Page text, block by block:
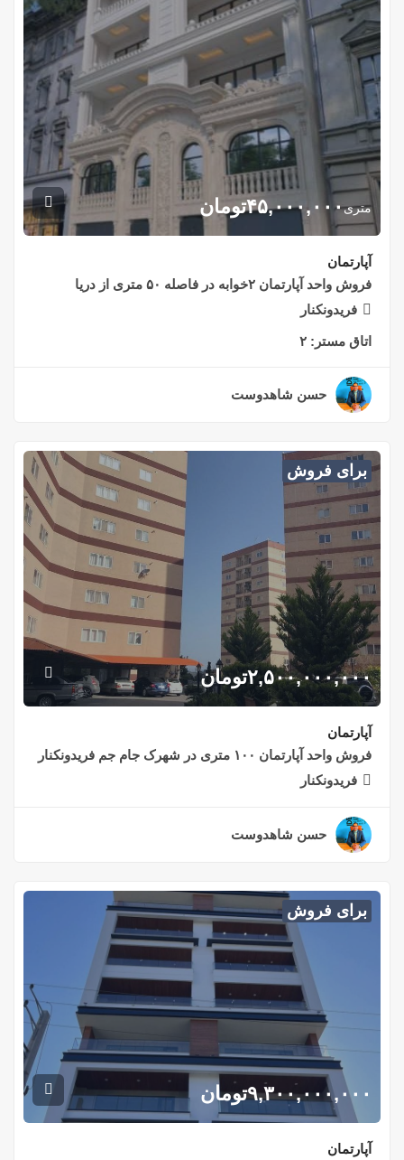
متری۴۵,۰۰۰,۰۰۰تومان
آپارتمان
فروش واحد آپارتمان ۲خوابه در فاصله ۵۰ متری از دریا
فریدونکنار
اتاق مستر: ۲
حسن شاهدوست
برای فروش
۲,۵۰۰,۰۰۰,۰۰۰تومان
آپارتمان
فروش واحد آپارتمان ۱۰۰ متری در شهرک جام جم فریدونکنار
فریدونکنار
حسن شاهدوست
برای فروش
۹,۳۰۰,۰۰۰,۰۰۰تومان
آپارتمان